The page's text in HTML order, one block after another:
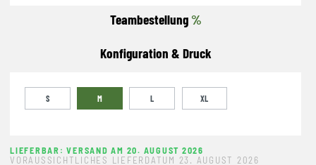
Teambestellung %
Konfiguration & Druck
S M L XL
LIEFERBAR: VERSAND AM 20. AUGUST 2026
VORAUSSICHTLICHES LIEFERDATUM 23. AUGUST 2026